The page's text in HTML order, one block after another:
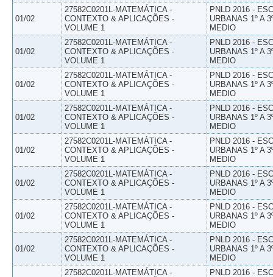
01/02
27582C0201L-MATEMÁTICA -
CONTEXTO & APLICAÇÕES -
VOLUME 1
PNLD 2016 -
URBANAS 1º A
MEDIO
01/02
27582C0201L-MATEMÁTICA -
CONTEXTO & APLICAÇÕES -
VOLUME 1
PNLD 2016 -
URBANAS 1º A
MEDIO
01/02
27582C0201L-MATEMÁTICA -
CONTEXTO & APLICAÇÕES -
VOLUME 1
PNLD 2016 -
URBANAS 1º A
MEDIO
01/02
27582C0201L-MATEMÁTICA -
CONTEXTO & APLICAÇÕES -
VOLUME 1
PNLD 2016 -
URBANAS 1º A
MEDIO
01/02
27582C0201L-MATEMÁTICA -
CONTEXTO & APLICAÇÕES -
VOLUME 1
PNLD 2016 -
URBANAS 1º A
MEDIO
01/02
27582C0201L-MATEMÁTICA -
CONTEXTO & APLICAÇÕES -
VOLUME 1
PNLD 2016 -
URBANAS 1º A
MEDIO
01/02
27582C0201L-MATEMÁTICA -
CONTEXTO & APLICAÇÕES -
VOLUME 1
PNLD 2016 -
URBANAS 1º A
MEDIO
01/02
27582C0201L-MATEMÁTICA -
CONTEXTO & APLICAÇÕES -
VOLUME 1
PNLD 2016 -
URBANAS 1º A
MEDIO
27582C0201L-MATEMÁTICA -
PNLD 2016 -